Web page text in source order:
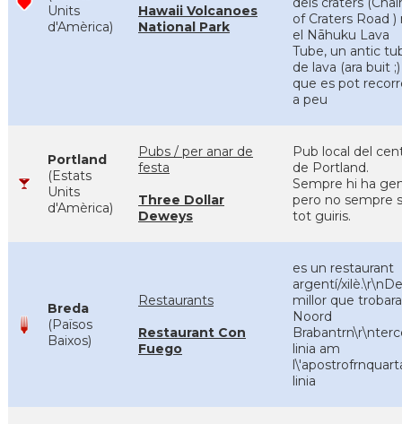
Units
d'Amèrica)
Hawaii Volcanoes
National Park
of Craters Road )
el Nāhuku Lava
Tube, un antic
de lava (ara buit ;)
que es pot
a peu
Portland
(Estats
Units
d'Amèrica)
Pubs / per anar de
festa
Three Dollar
Deweys
Pub local del
de Portland.
Sempre hi ha
pero no sempre
tot guiris.
Breda
(Països
Baixos)
Restaurants
Restaurant Con
Fuego
es un restaurant
argentí/
millor que
Noord
linia am
linia